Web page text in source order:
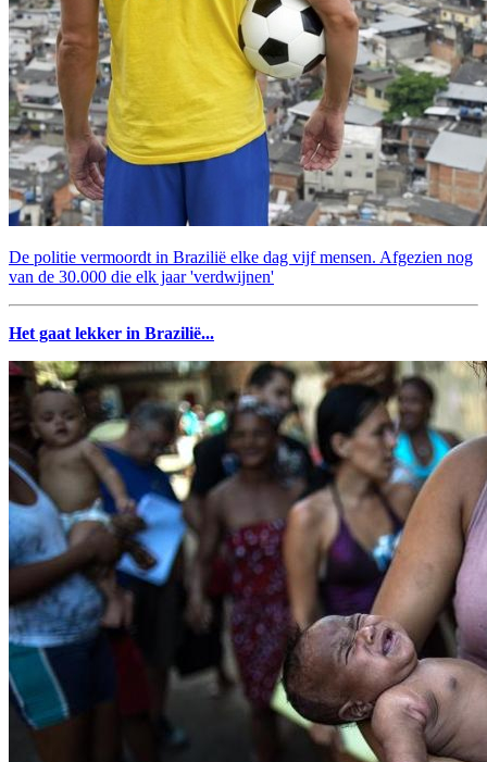
De politie vermoordt in Brazilië elke dag vijf mensen. Afgezien nog
van de 30.000 die elk jaar 'verdwijnen'
Het gaat lekker in Brazilië...